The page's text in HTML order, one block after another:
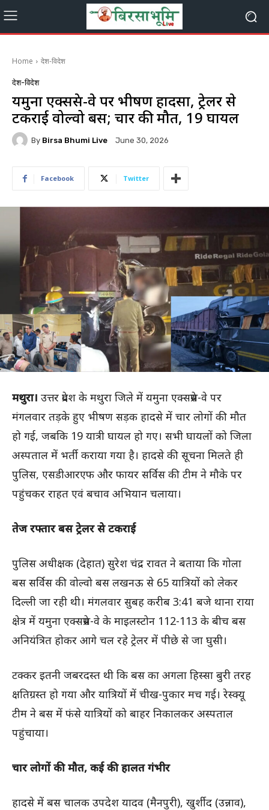
Home देश-विदेश
देश-विदेश
यमुना एक्सप्रेस-वे पर भीषण हादसा, ट्रेलर से
टकराई वोल्वो बस; चार की मौत, 19 घायल
By Birsa Bhumi Live June 30, 2026
Facebook Twitter
मथुरा। उत्तर प्रदेश के मथुरा जिले में यमुना एक्सप्रेस-वे पर
मंगलवार तड़के हुए भीषण सड़क हादसे में चार लोगों की मौत
हो गई, जबकि 19 यात्री घायल हो गए। सभी घायलों को जिला
अस्पताल में भर्ती कराया गया है। हादसे की सूचना मिलते ही
पुलिस, एसडीआरएफ और फायर सर्विस की टीम ने मौके पर
पहुंचकर राहत एवं बचाव अभियान चलाया।
तेज रफ्तार बस ट्रेलर से टकराई
पुलिस अधीक्षक (देहात) सुरेश चंद्र रावत ने बताया कि गोला
बस सर्विस की वोल्वो बस लखनऊ से 65 यात्रियों को लेकर
दिल्ली जा रही थी। मंगलवार सुबह करीब 3:41 बजे थाना राया
क्षेत्र में यमुना एक्सप्रेस-वे के माइलस्टोन 112-113 के बीच बस
अनियंत्रित होकर आगे चल रहे ट्रेलर में पीछे से जा घुसी।
टक्कर इतनी जबरदस्त थी कि बस का अगला हिस्सा बुरी तरह
क्षतिग्रस्त हो गया और यात्रियों में चीख-पुकार मच गई। रेस्क्यू
टीम ने बस में फंसे यात्रियों को बाहर निकालकर अस्पताल
पहुंचाया।
चार लोगों की मौत, कई की हालत गंभीर
हादसे में बस चालक उपदेश यादव (मैनपुरी), खुर्शीद (उन्नाव),